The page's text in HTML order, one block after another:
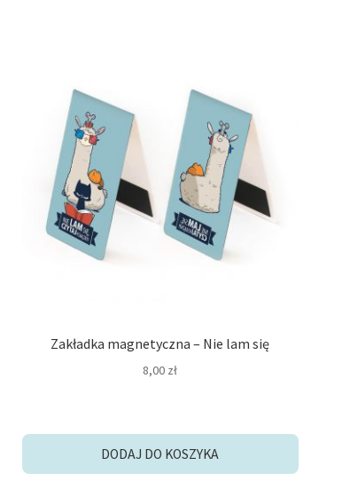
Zakładka magnetyczna – Nie lam się
8,00 zł
DODAJ DO KOSZYKA